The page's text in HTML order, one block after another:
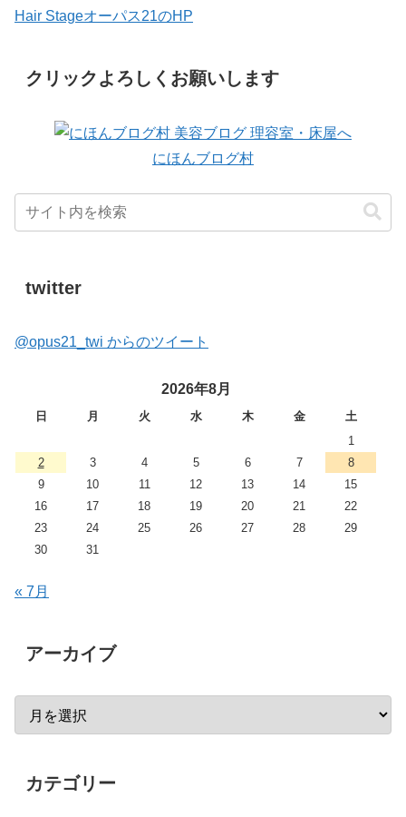
Hair Stageオーパス21のHP
クリックよろしくお願いします
にほんブログ村
twitter
@opus21_twi からのツイート
2026年8月
日 月 火 水 木 金
土
1
2
3 4 5 6 7
8
9
10 11 12 13 14
15
16
17 18 19 20 21
22
23
24 25 26 27 28
29
30
31
« 7月
アーカイブ
カテゴリー